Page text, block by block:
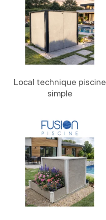
Local technique piscine
simple